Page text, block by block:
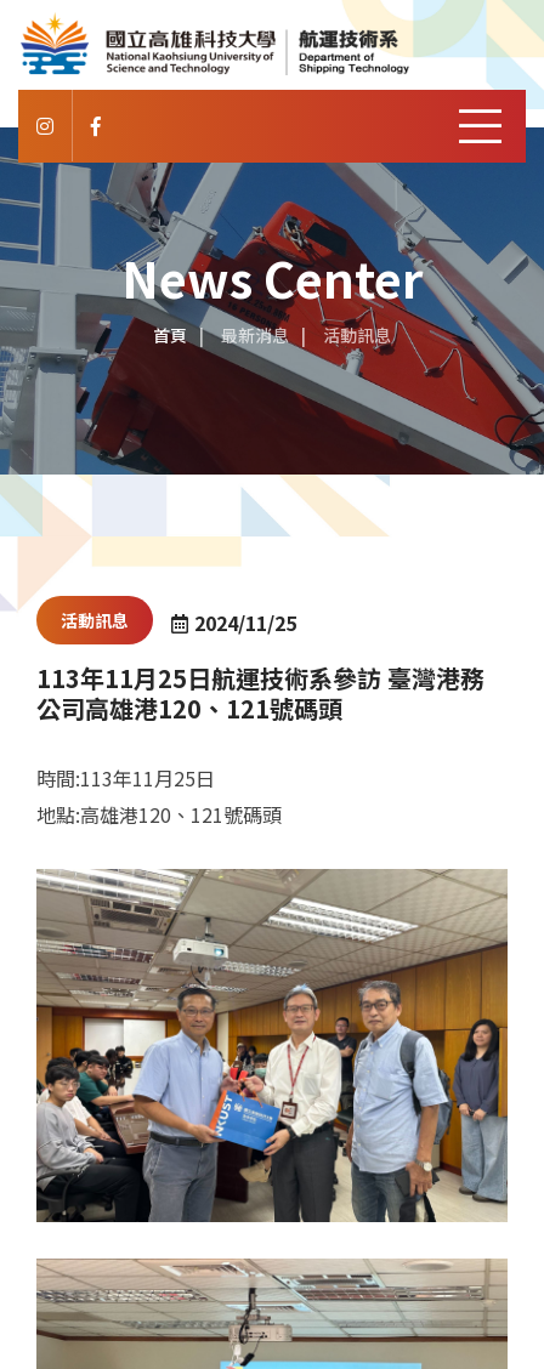
News Center
首頁 最新消息 活動訊息
活動訊息 2024/11/25
113年11月25日航運技術系參訪 臺灣港務
公司高雄港120、121號碼頭
時間:113年11月25日
地點:高雄港120、121號碼頭